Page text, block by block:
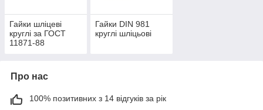
Гайки шліцеві
круглі за ГОСТ
11871-88
Гайки DIN 981
круглі шліцьові
Про нас
100% позитивних з 14 відгуків за рік